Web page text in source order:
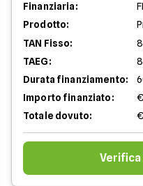
Finanziaria:
Prodotto:
TAN Fisso:
TAEG:
Durata finanziamento:
Importo finanziato:
Totale dovuto: